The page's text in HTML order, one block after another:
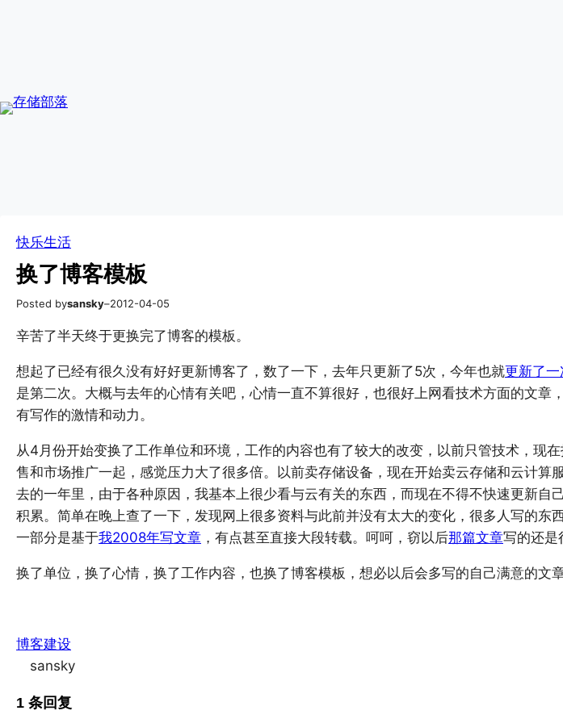
快乐生活
换了博客模板
Posted bysansky–2012-04-05
辛苦了半天终于更换完了博客的模板。
想起了已经有很久没有好好更新博客了，数了一下，去年只更新了5次，今年也就更新了一
是第二次。大概与去年的心情有关吧，心情一直不算很好，也很好上网看技术方面的文章
有写作的激情和动力。
从4月份开始变换了工作单位和环境，工作的内容也有了较大的改变，以前只管技术，现
售和市场推广一起，感觉压力大了很多倍。以前卖存储设备，现在开始卖云存储和云计算
去的一年里，由于各种原因，我基本上很少看与云有关的东西，而现在不得不快速更新自
积累。简单在晚上查了一下，发现网上很多资料与此前并没有太大的变化，很多人写的东
一部分是基于我2008年写文章 ，有点甚至直接大段转载。呵呵，窃以后那篇文章写的还是
换了单位，换了心情，换了工作内容，也换了博客模板，想必以后会多写的自己满意的文章
博客建设
sansky
1 条回复